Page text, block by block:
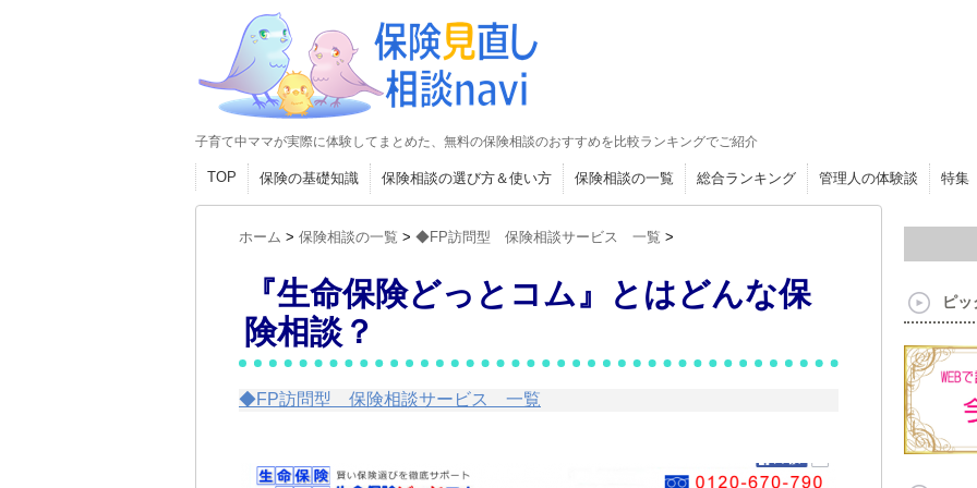
子育て中ママが実際に体験してまとめた、無料の保険相談のおすすめを比較ランキングでご紹介
TOP 保険の基礎知識 保険相談の選び方＆使い方 保険相談の一覧 総合ランキング 管理人の体験談 特集
ホーム > 保険相談の一覧 > ◆FP訪問型 保険相談サービス 一覧 >
『生命保険どっとコム』とはどんな保
険相談？
◆FP訪問型 保険相談サービス 一覧
ピ